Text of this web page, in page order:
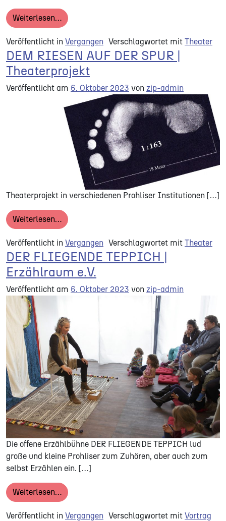
Weiterlesen…from DAS FEST FÜR DEN RIESEN
Veröffentlicht in Vergangen Verschlagwortet mit Theater
DEM RIESEN AUF DER SPUR |
Theaterprojekt
Veröffentlicht am 6. Oktober 2023 von zip-admin
Theaterprojekt in verschiedenen Prohliser Institutionen […]
Weiterlesen…from DEM RIESEN AUF DER SPUR |
Veröffentlicht in Vergangen Verschlagwortet mit Theater
DER FLIEGENDE TEPPICH |
Erzählraum e.V.
Veröffentlicht am 6. Oktober 2023 von zip-admin
Die offene Erzählbühne DER FLIEGENDE TEPPICH lud
große und kleine Prohliser zum Zuhören, aber auch zum
selbst Erzählen ein. […]
Weiterlesen… from DER FLIEGENDE TEPPICH |
Veröffentlicht in Vergangen Verschlagwortet mit Vortrag